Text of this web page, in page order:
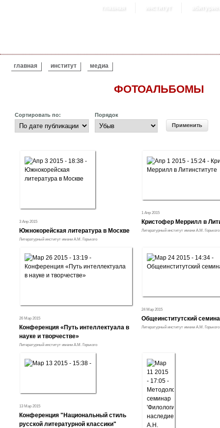
главная институт
ВЫ ЗДЕСЬ
главная институт медиа
ФОТОАЛЬБОМЫ
Сортировать по: Порядок
3 Апр 2015
Южнокорейская литература в Москве
Литературный институт имени А.М. Горького
1 Апр 2015
Кристофер Меррилл в
Литературный институт имени А.М. Горького
26 Мар 2015
Конференция «Путь интеллектуала в
науке и творчестве»
Литературный институт имени А.М. Горького
24 Мар 2015
Общеинститутский
Литературный институт имени А.М. Горького
13 Мар 2015
Конференция "Национальный стиль
русской литературной классики"